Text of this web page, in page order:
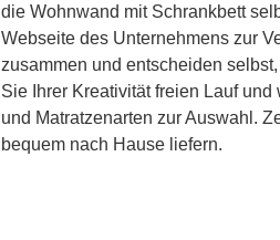
die Wohnwand mit Schrankbett
Webseite des Unternehmens zur
zusammen und entscheiden
Sie Ihrer Kreativität freien Lauf
und Matratzenarten zur Auswahl.
bequem nach Hause liefern.